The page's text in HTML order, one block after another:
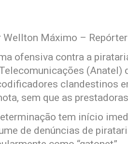
Wellton Máximo –
ofensiva contra a
(Anatel)
clandestinos
sem que as
tem início
de denúncias de